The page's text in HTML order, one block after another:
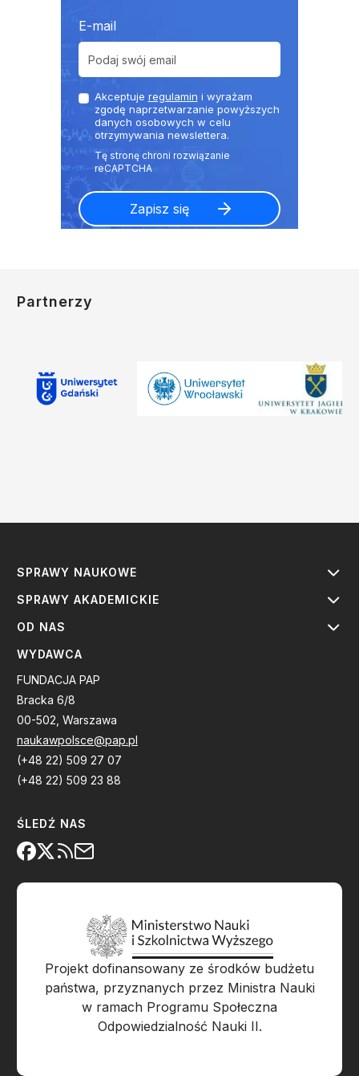
E-mail
Akceptuje regulamin i wyrażam
zgodę naprzetwarzanie powyższych
danych osobowych w celu
otrzymywania newslettera.
Partnerzy
SPRAWY NAUKOWE
SPRAWY AKADEMICKIE
OD NAS
WYDAWCA
FUNDACJA PAP
Bracka 6/8
00-502, Warszawa
naukawpolsce@pap.pl
(+48 22) 509 27 07
(+48 22) 509 23 88
ŚLEDŹ NAS
Projekt dofinansowany ze środków budżetu
państwa, przyznanych przez Ministra Nauki
w ramach Programu Społeczna
Odpowiedzialność Nauki II.